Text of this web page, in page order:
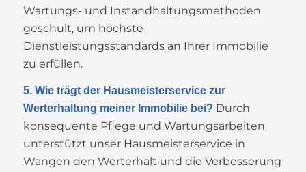
Wartungs- und Instandhaltungsmethoden
geschult, um höchste
Dienstleistungsstandards an Ihrer Immobilie
zu erfüllen.
5. Wie trägt der Hausmeisterservice zur
Werterhaltung meiner Immobilie bei? Durch
konsequente Pflege und Wartungsarbeiten
unterstützt unser Hausmeisterservice in
Wangen den Werterhalt und die Verbesserung